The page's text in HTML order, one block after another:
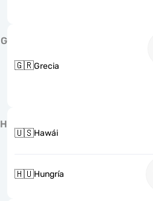
G
🇬🇷Grecia
H
🇺🇸Hawái
🇭🇺Hungría